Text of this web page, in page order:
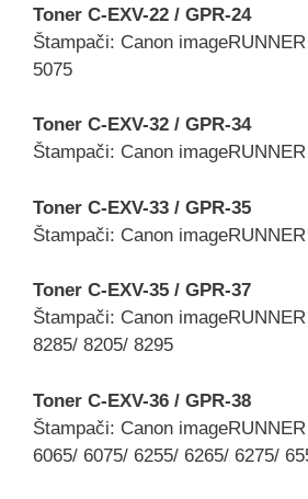
Toner C-EXV-22 / GPR-24
Štampači: Canon
5075
Toner C-EXV-32 / GPR-34
Štampači: Canon
Toner C-EXV-33 / GPR-35
Štampači: Canon
Toner C-EXV-35 / GPR-37
Štampači: Canon
8285/ 8205/ 8295
Toner C-EXV-36 / GPR-38
Štampači: Canon
6065/ 6075/ 6255/ 6265/ 6275/